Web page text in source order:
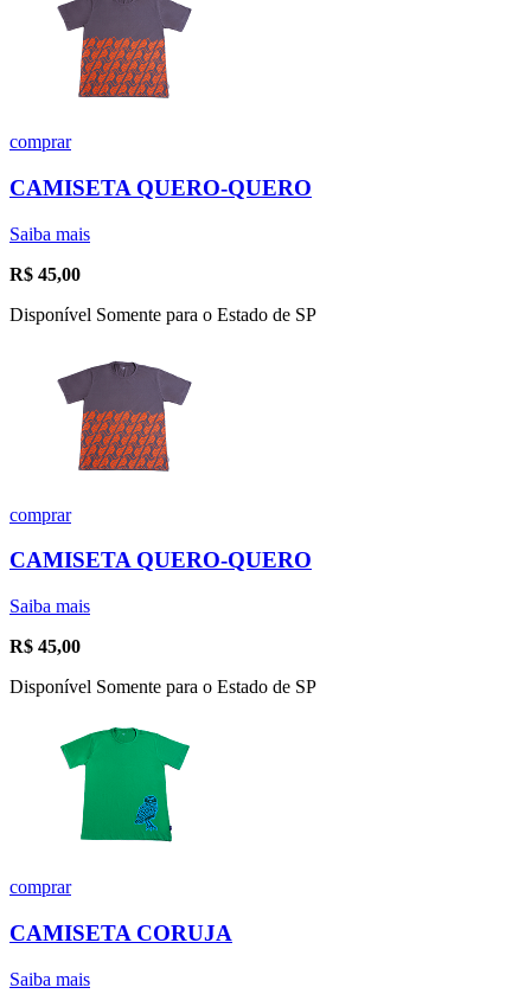
comprar
CAMISETA QUERO-QUERO
Saiba mais
R$ 45,00
Disponível Somente para o Estado de SP
comprar
CAMISETA QUERO-QUERO
Saiba mais
R$ 45,00
Disponível Somente para o Estado de SP
comprar
CAMISETA CORUJA
Saiba mais